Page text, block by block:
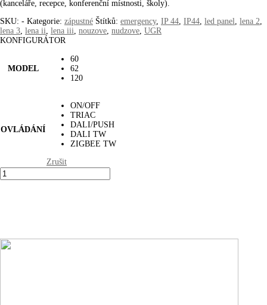
(kanceláře, recepce, konferenční místnosti, školy).
SKU: - Kategorie: zápustné Štítků: emergency, IP 44 IP44 led panel lena 2
lena 3 lena ii lena iii nouzove nudzove UGR
KONFIGURÁTOR
MODEL
60
62
120
OVLÁDÁNÍ
ON/OFF
TRIAC
DALI/PUSH
DALI TW
ZIGBEE TW
Zrušit
LENA
PRO